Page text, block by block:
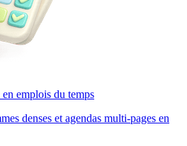
emplois du temps
denses et agendas multi-pages en